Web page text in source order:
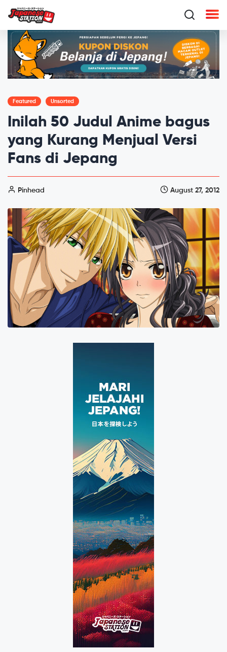
Featured Unsorted
Inilah 50 Judul Anime bagus
yang Kurang Menjual Versi
Fans di Jepang
Pinhead August 27, 2012